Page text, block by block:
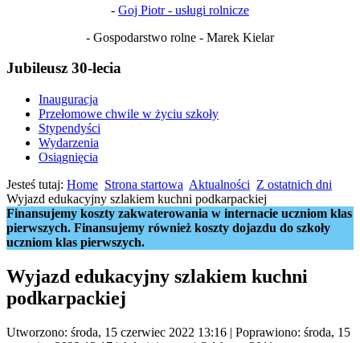
- Goj Piotr - usługi rolnicze
- Gospodarstwo rolne - Marek Kielar
Jubileusz 30-lecia
Inauguracja
Przełomowe chwile w życiu szkoły
Stypendyści
Wydarzenia
Osiągnięcia
Jesteś tutaj: Home Strona startowa Aktualności Z ostatnich dni
Wyjazd edukacyjny szlakiem kuchni podkarpackiej
Finansujemy koszty zakwaterowania w internacie uczniom klas
pierwszych. Finansujemy również koszty dojazdu do szkoły
uczniom klas pierwszych.
Wyjazd edukacyjny szlakiem kuchni
podkarpackiej
Utworzono: środa, 15 czerwiec 2022 13:16 | Poprawiono: środa, 15